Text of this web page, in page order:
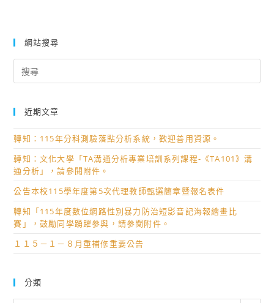
網站搜尋
for:
近期文章
轉知：115年分科測驗落點分析系統，歡迎善用資源。
轉知：文化大學「TA溝通分析專業培訓系列課程-《TA101》溝
通分析」，請參閱附件。
公告本校115學年度第5次代理教師甄選簡章暨報名表件
轉知「115年度數位網路性別暴力防治短影音記海報繪畫比
賽」，鼓勵同學踴躍參與，請參閱附件。
１１５－１－８月重補修重要公告
分類